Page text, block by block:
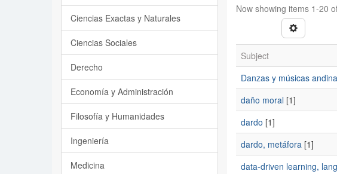
Now showing items 1-20
Subject
Danzas y músicas
daño moral[1]
dardo [1]
dardo, metáfora[1]
data-driven learning,
Ciencias Exactas y Naturales
Ciencias Sociales
Derecho
Economía y Administración
Filosofía y Humanidades
Ingeniería
Medicina